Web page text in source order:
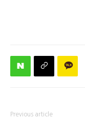
Previous article